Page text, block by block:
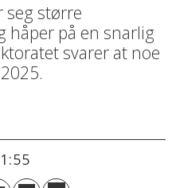
seg større
håper på en snarlig
svarer at noe